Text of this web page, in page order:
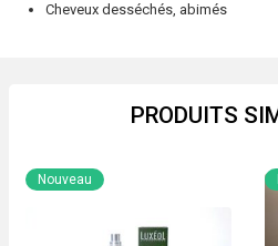
Abîmés
Cheveux desséchés, abimés
PRODUITS
Nouveau